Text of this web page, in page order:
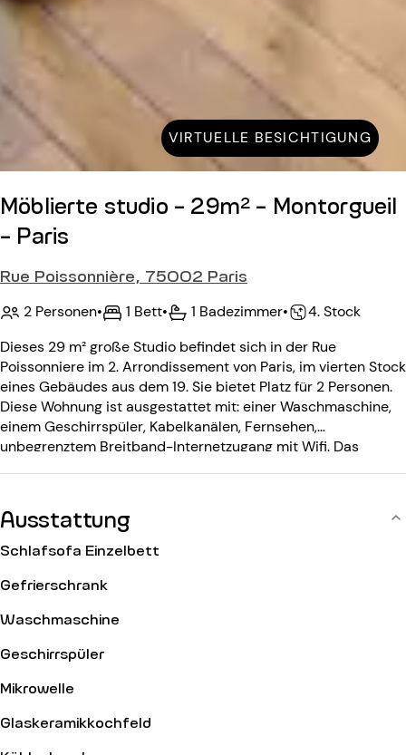
VIRTUELLE BESICHTIGUNG
Möblierte studio - 29m² - Montorgueil
- Paris
Rue Poissonnière, 75002 Paris
2 Personen• 1 Bett• 1 Badezimmer•
4. Stock
Dieses 29 m² große Studio befindet sich in der Rue
Poissonniere im 2. Arrondissement von Paris, im vierten Stock
eines Gebäudes aus dem 19. Sie bietet Platz für 2 Personen.
Diese Wohnung ist ausgestattet mit: einer Waschmaschine,
einem Geschirrspüler, Kabelkanälen, Fernsehen,
unbegrenztem Breitband-Internetzugang mit Wifi. Das
Ausstattung
Schlafsofa Einzelbett
Gefrierschrank
Waschmaschine
Geschirrspüler
Mikrowelle
Glaskeramikkochfeld